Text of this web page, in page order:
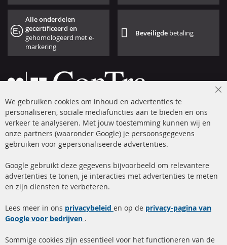
Alle onderdelen
gecertificeerd en
gehomologeerd met e-
markering
Beveiligde betaling
+49 (0) 4533 799 00 0
ma-do: 09-17 u, vr Fr 09-16 u
info@contra-automotive.de
facebook
instagram
Snelle links
Roetfilter reiniging
Katalysator (KAT)
Kundenservice
Verzendingskosten
We gebruiken cookies om inhoud en advertenties te
personaliseren, sociale mediafuncties aan te bieden en ons
verkeer te analyseren. Met jouw toestemming kunnen wij en
onze partners (waaronder Google) je persoonsgegevens
gebruiken voor gepersonaliseerde advertenties.
Google gebruikt deze gegevens bijvoorbeeld om relevantere
advertenties te tonen, je interacties met advertenties te meten
en zijn diensten te verbeteren.
Lees meer in ons privacybeleid en op de privacy-pagina van
Google voor bedrijven .
Sommige cookies zijn essentieel voor het functioneren van de